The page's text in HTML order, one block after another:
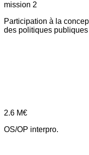
mission 2
Participation à la
des politiques publiques
2.6 M€
OS/OP interpro.